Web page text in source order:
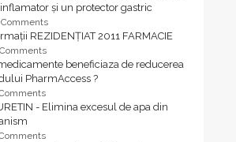
și un protector gastric
Comments
REZIDENȚIAT 2011 FARMACIE
beneficiaza de reducerea
PharmAccess ?
- Elimina excesul de apa din